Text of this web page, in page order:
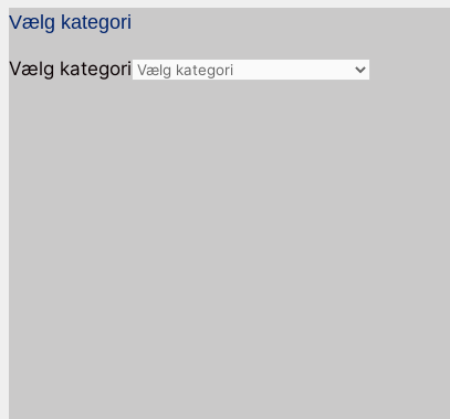
Vælg kategori
Vælg kategori